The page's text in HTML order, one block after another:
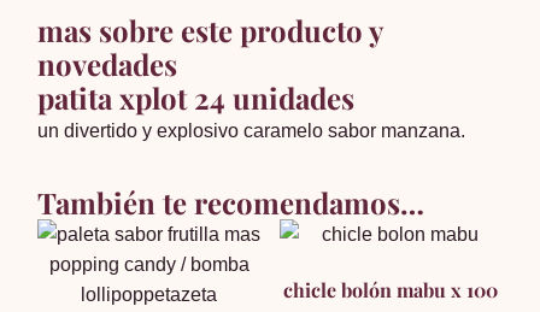
mas sobre este producto y
novedades
patita xplot 24 unidades
un divertido y explosivo caramelo sabor manzana.
También te recomendamos…
chicle bolón mabu x 100